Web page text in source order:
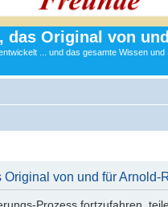
das Original von
... und das gesamte Wissen
Original von und für